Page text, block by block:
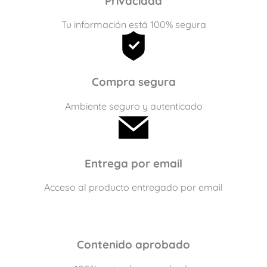
Tu información está 100% segura
Compra segura
Ambiente seguro y autenticado
Entrega por email
Acceso al producto entregado por email
Contenido aprobado